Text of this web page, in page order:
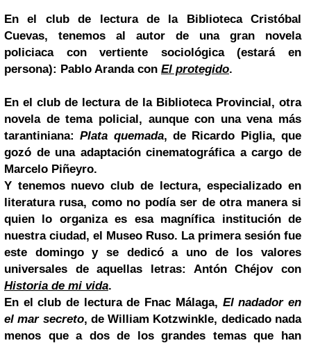
En el club de lectura de la Biblioteca Cristóbal
Cuevas, tenemos al autor de una gran novela
policiaca con vertiente sociológica (estará en
persona): Pablo Aranda con El protegido.
En el club de lectura de la Biblioteca Provincial, otra
novela de tema policial, aunque con una vena más
tarantiniana:Plata quemada, de Ricardo Piglia, que
gozó de una adaptación cinematográfica a cargo de
Marcelo Piñeyro.
Y tenemos nuevo club de lectura, especializado en
literatura rusa, como no podía ser de otra manera si
quien lo organiza es esa magnífica institución de
nuestra ciudad, el Museo Ruso. La primera sesión fue
este domingo y se dedicó a uno de los valores
universales de aquellas letras: Antón Chéjov con
Historia de mi vida.
En el club de lectura de Fnac Málaga, El nadador en
el mar secreto, de William Kotzwinkle, dedicado nada
menos que a dos de los grandes temas que han